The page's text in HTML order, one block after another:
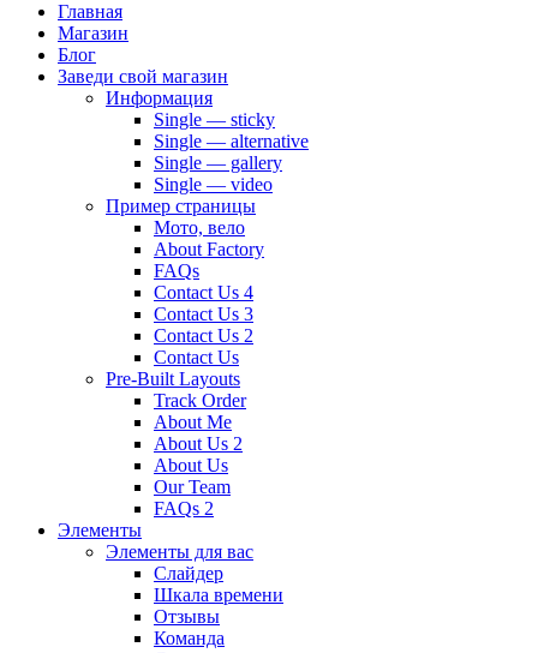
Главная
Магазин
Блог
Заведи свой магазин
Информация
Single — sticky
Single — alternative
Single — gallery
Single — video
Пример страницы
Мото, вело
About Factory
FAQs
Contact Us 4
Contact Us 3
Contact Us 2
Contact Us
Pre-Built Layouts
Track Order
About Me
About Us 2
About Us
Our Team
FAQs 2
Элементы
Элементы для вас
Слайдер
Шкала времени
Отзывы
Команда